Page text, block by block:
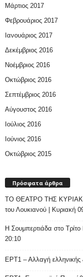
Μάρτιος 2017
Φεβρουάριος 2017
Ιανουάριος 2017
Δεκέμβριος 2016
Νοέμβριος 2016
Οκτώβριος 2016
Σεπτέμβριος 2016
Αύγουστος 2016
Ιούλιος 2016
Ιούνιος 2016
Οκτώβριος 2015
Πρόσφατα άρθρα
ΤΟ ΘΕΑΤΡΟ ΤΗΣ
του Λουκιανού | Κυριακή
H Σουμπερτιάδα στο
20:10
ΕΡΤ1 – Αλλαγή ελληνικής